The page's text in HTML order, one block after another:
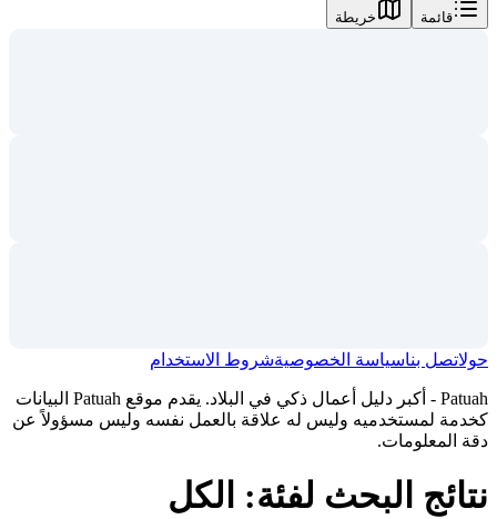
قائمة خريطة
حولاتصل بناسياسة الخصوصيةشروط الاستخدام
Patuah - أكبر دليل أعمال ذكي في البلاد. يقدم موقع Patuah البيانات
كخدمة لمستخدميه وليس له علاقة بالعمل نفسه وليس مسؤولاً عن
دقة المعلومات.
نتائج البحث لفئة: الكل